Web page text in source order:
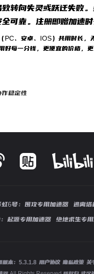
转向失灵或跃迁失败
可靠。注册即赠加速
PC、安卓、IOS）共用时长
好每一分钱，更便宜的价格，
作稳定性
虹6号：围攻专用加速器
逃离塔
起源专用加速器 绝地求生专
版本： 5.3.1.8 用户协议 隐私政策 关